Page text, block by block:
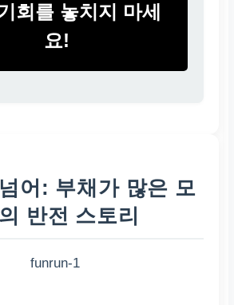
회를 놓치지 마세
요!
어: 부채가 많은 모
반전 스토리
funrun-1